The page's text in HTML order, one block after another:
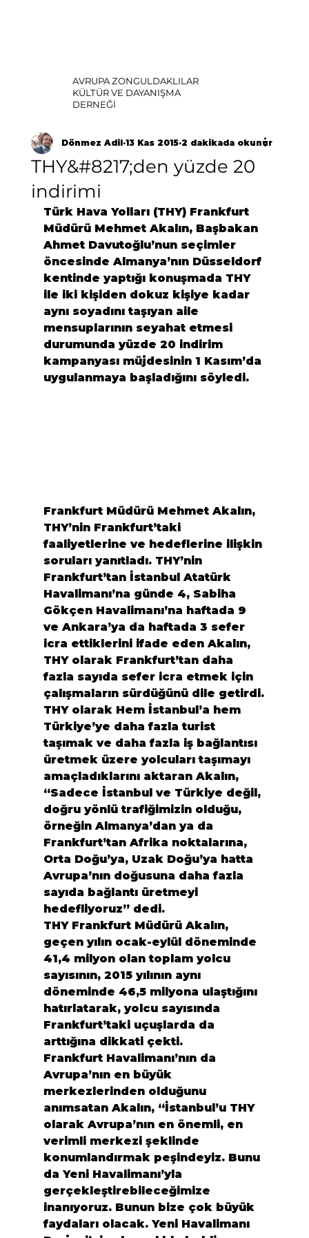
AVRUPA ZONGULDAKLILAR
KÜLTÜR VE DAYANIŞMA
DERNEĞİ
THY&#8217;den yüzde 20
indirimi
Dönmez Adil 13 Kas 2015 2 dakikada okunur
Türk Hava Yolları (THY) Frankfurt
Müdürü Mehmet Akalın, Başbakan
Ahmet Davutoğlu’nun seçimler
öncesinde Almanya’nın Düsseldorf
kentinde yaptığı konuşmada THY
ile iki kişiden dokuz kişiye kadar
aynı soyadını taşıyan aile
mensuplarının seyahat etmesi
durumunda yüzde 20 indirim
kampanyası müjdesinin 1 Kasım’da
uygulanmaya başladığını söyledi.
Frankfurt Müdürü Mehmet Akalın,
THY’nin Frankfurt’taki
faaliyetlerine ve hedeflerine ilişkin
soruları yanıtladı. THY’nin
Frankfurt’tan İstanbul Atatürk
Havalimanı’na günde 4, Sabiha
Gökçen Havalimanı’na haftada 9
ve Ankara’ya da haftada 3 sefer
icra ettiklerini ifade eden Akalın,
THY olarak Frankfurt’tan daha
fazla sayıda sefer icra etmek için
çalışmaların sürdüğünü dile getirdi.
THY olarak Hem İstanbul’a hem
Türkiye’ye daha fazla turist
taşımak ve daha fazla iş bağlantısı
üretmek üzere yolcuları taşımayı
amaçladıklarını aktaran Akalın,
“Sadece İstanbul ve Türkiye değil,
doğru yönlü trafiğimizin olduğu,
örneğin Almanya’dan ya da
Frankfurt’tan Afrika noktalarına,
Orta Doğu’ya, Uzak Doğu’ya hatta
Avrupa’nın doğusuna daha fazla
sayıda bağlantı üretmeyi
hedefliyoruz” dedi.
THY Frankfurt Müdürü Akalın,
geçen yılın ocak-eylül döneminde
41,4 milyon olan toplam yolcu
sayısının, 2015 yılının aynı
döneminde 46,5 milyona ulaştığını
hatırlatarak, yolcu sayısında
Frankfurt’taki uçuşlarda da
arttığına dikkati çekti.
Frankfurt Havalimanı’nın da
Avrupa’nın en büyük
merkezlerinden olduğunu
anımsatan Akalın, “İstanbul’u THY
olarak Avrupa’nın en önemli, en
verimli merkezi şeklinde
konumlandırmak peşindeyiz. Bunu
da Yeni Havalimanı’yla
gerçekleştirebileceğimize
inanıyoruz. Bunun bize çok büyük
faydaları olacak. Yeni Havalimanı